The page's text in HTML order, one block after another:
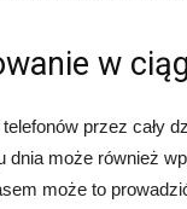
w
przez cały
dnia może również
może to